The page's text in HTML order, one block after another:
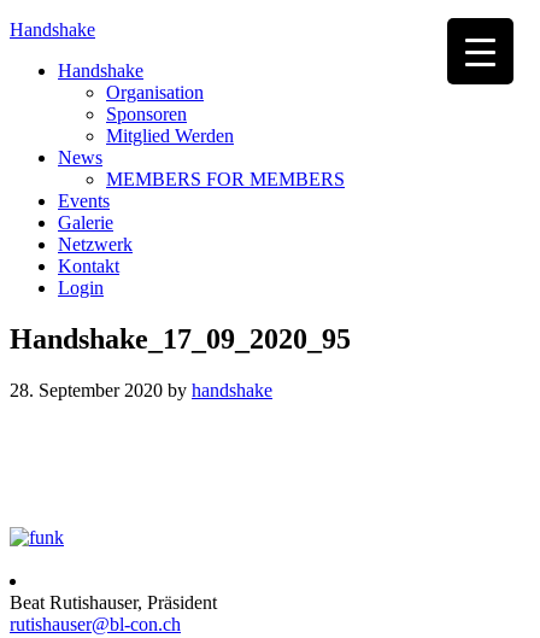
Handshake
Handshake
Organisation
Sponsoren
Mitglied Werden
News
MEMBERS FOR MEMBERS
Events
Galerie
Netzwerk
Kontakt
Login
Handshake_17_09_2020_95
28. September 2020 by handshake
Beat Rutishauser, Präsident
rutishauser@bl-con.ch